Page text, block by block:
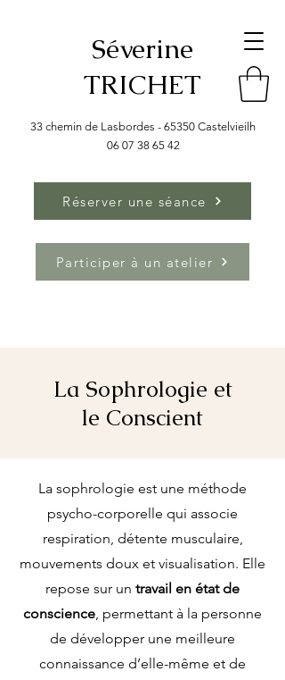
Séverine
TRICHET
33 chemin de Lasbordes - 65350 Castelvieilh
06 07 38 65 42
Réserver une séance
Participer à un atelier
La Sophrologie et
le Conscient
La sophrologie est une méthode
psycho-corporelle qui associe
respiration, détente musculaire,
mouvements doux et visualisation. Elle
repose sur un travail en état de
conscience, permettant à la personne
de développer une meilleure
connaissance d’elle-même et de